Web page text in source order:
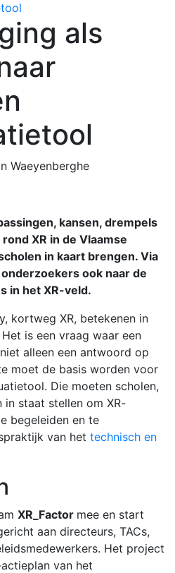
als
Waeyenberghe
kansen, drempels
XR in de Vlaamse
in kaart brengen. Via
ook naar de
in het XR-veld.
kortweg XR, betekenen in
is een vraag waar een
alleen een antwoord op
moet de basis worden voor
Die moeten scholen,
staat stellen om XR-
begeleiden en te
van het technisch en
XR_Factor mee en start
aan directeurs, TACs,
Het project
van het